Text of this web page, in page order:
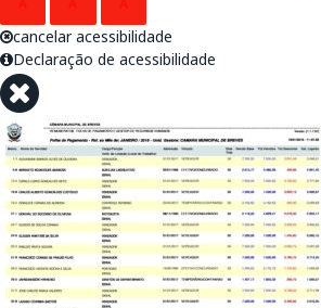
cancelar acessibilidade
Declaração de acessibilidade